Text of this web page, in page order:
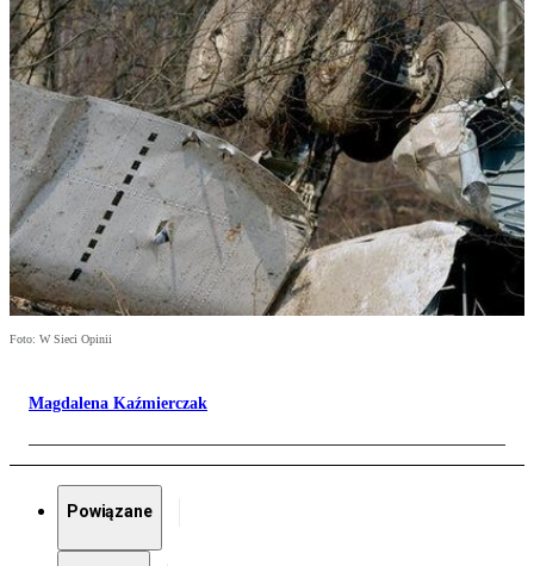
Foto: W Sieci Opinii
Magdalena Kaźmierczak
Powiązane